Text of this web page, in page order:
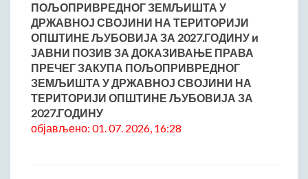
Скупштина општине
Општинско веће
Општинска управа
Начелник Општинске управе
Састави Управних одбора и сталних радних тела
ПРИВРЕДА
Општи и просторни положај подручја општине
ПОЉОПРИВРЕДНОГ ЗЕМЉИШТА У
ДРЖАВНОЈ СВОЈИНИ НА ТЕРИТОРИЈИ
ОПШТИНЕ ЉУБОВИЈА ЗА 2027.ГОДИНУ и
ЈАВНИ ПОЗИВ ЗА ДОКАЗИВАЊЕ ПРАВА
ПРЕЧЕГ ЗАКУПА ПОЉОПРИВРЕДНОГ
ЗЕМЉИШТА У ДРЖАВНОЈ СВОЈИНИ НА
ТЕРИТОРИЈИ ОПШТИНЕ ЉУБОВИЈА ЗА
2027.ГОДИНУ
објављено: 01. 07. 2026, 16:28